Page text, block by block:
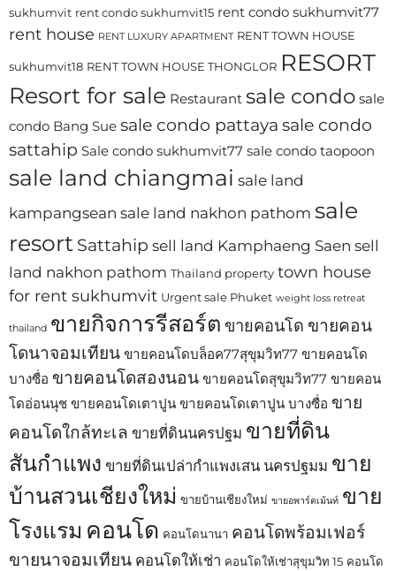
sukhumvit rent condo sukhumvit15 rent condo sukhumvit77
rent house RENT LUXURY APARTMENT RENT TOWN HOUSE
sukhumvit18 RENT TOWN HOUSE THONGLOR RESORT
Resort for sale Restaurant sale condo sale
condo Bang Sue sale condo pattaya sale condo
sattahip Sale condo sukhumvit77 sale condo taopoon
sale land chiangmai sale land
kampangsean sale land nakhon pathom sale
resort Sattahip sell land Kamphaeng Saen sell
land nakhon pathom Thailand property town house
for rent sukhumvit Urgent sale Phuket weight loss retreat
thailand ขายกิจการรีสอร์ต ขายคอนโด ขายคอน
โดนาจอมเทียน ขายคอนโดบล็อค77สุขุมวิท77 ขายคอนโด
บางซื่อ ขายคอนโดสองนอน ขายคอนโดสุขุมวิท77 ขายคอน
โดอ่อนนุช ขายคอนโดเตาปูน ขายคอนโดเตาปูน บางซื่อ ขาย
คอนโดใกล้ทะเล ขายที่ดินนครปฐม ขายที่ดิน
สันกำแพง ขายที่ดินเปล่ากำแพงเสน นครปฐมม ขาย
บ้านสวนเชียงใหม่ ขายบ้านเชียงใหม่ ขายอพาร์ตเม้นท์ ขาย
โรงแรม คอนโด คอนโดนานา คอนโดพร้อมเฟอร์
ขายนาจอมเทียน คอนโดให้เช่า คอนโดให้เช่าสุขุมวิท 15 คอนโด